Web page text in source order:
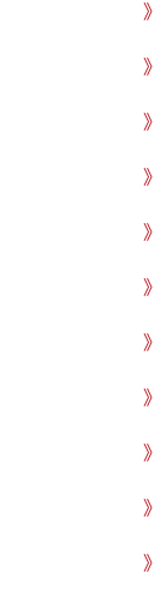
》
》
》
》
》
》
》
》
》
》
》